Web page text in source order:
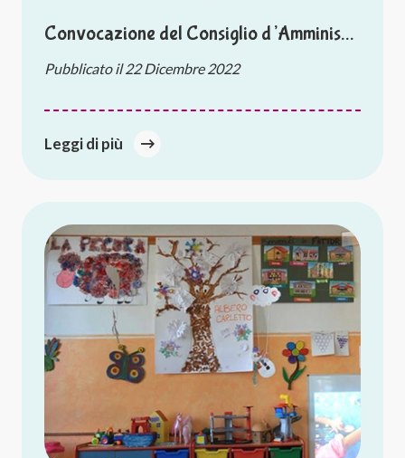
Convocazione del Consiglio d’Amminis…
Pubblicato il 22 Dicembre 2022
Leggi di più